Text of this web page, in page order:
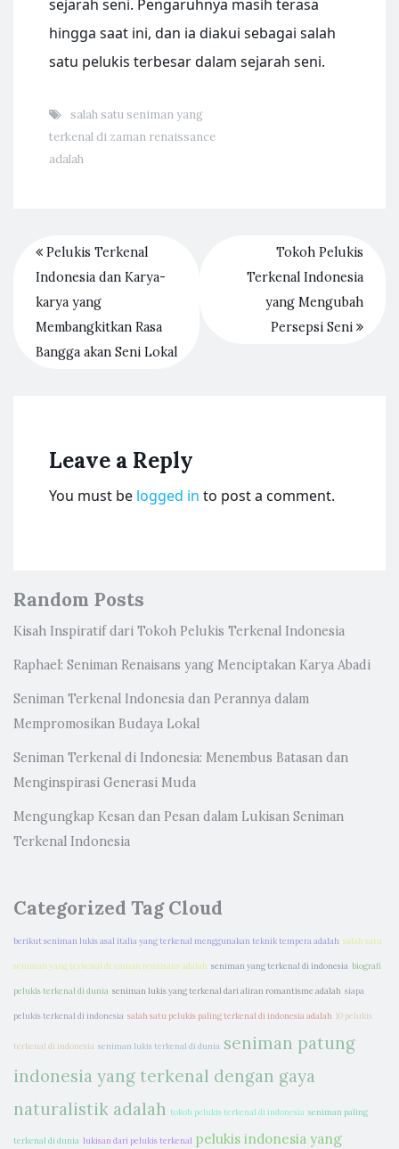
sejarah seni. Pengaruhnya masih terasa
hingga saat ini, dan ia diakui sebagai salah
satu pelukis terbesar dalam sejarah seni.
salah satu seniman yang
terkenal di zaman renaissance
adalah
Pelukis Terkenal
Indonesia dan Karya-
karya yang
Membangkitkan Rasa
Bangga akan Seni Lokal
Tokoh Pelukis
Terkenal Indonesia
yang Mengubah
Persepsi Seni
Leave a Reply
You must be logged in to post a comment.
Random Posts
Kisah Inspiratif dari Tokoh Pelukis Terkenal Indonesia
Raphael: Seniman Renaisans yang Menciptakan Karya Abadi
Seniman Terkenal Indonesia dan Perannya dalam
Mempromosikan Budaya Lokal
Seniman Terkenal di Indonesia: Menembus Batasan dan
Menginspirasi Generasi Muda
Mengungkap Kesan dan Pesan dalam Lukisan Seniman
Terkenal Indonesia
Categorized Tag Cloud
berikut seniman lukis asal italia yang terkenal menggunakan teknik tempera adalah salah satu
seniman yang terkenal di zaman renaisans adalah seniman yang terkenal di indonesia biografi
pelukis terkenal di dunia seniman lukis yang terkenal dari aliran romantisme adalah siapa
pelukis terkenal di indonesia salah satu pelukis paling terkenal di indonesia adalah 10 pelukis
terkenal di indonesia seniman lukis terkenal di dunia seniman patung
indonesia yang terkenal dengan gaya
naturalistik adalah tokoh pelukis terkenal di indonesia seniman paling
terkenal di dunia lukisan dari pelukis terkenal pelukis indonesia yang